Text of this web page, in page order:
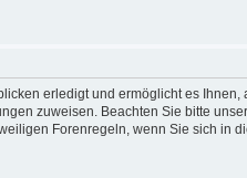
erledigt und ermöglicht es Ihnen,
zuweisen. Beachten Sie bitte
Forenregeln, wenn Sie sich in